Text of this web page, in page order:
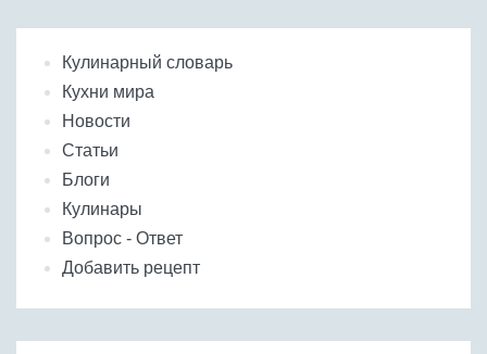
Кулинарный словарь
Кухни мира
Новости
Статьи
Блоги
Кулинары
Вопрос - Ответ
Добавить рецепт